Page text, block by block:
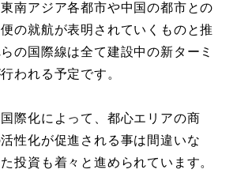
南アジア各都市や中国の都市との
の就航が表明されていくものと推
の国際線は全て建設中の新ターミ
われる予定です。
際化によって、都心エリアの商
性化が促進される事は間違いな
投資も着々と進められています。